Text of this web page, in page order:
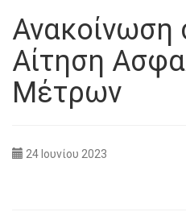
Ανακοίνωση
Αίτηση
Μέτρων
24 Ιουνίου 2023